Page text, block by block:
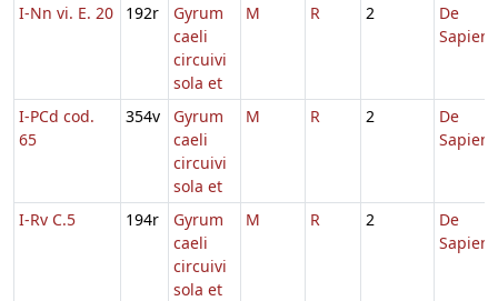
I-Nn vi. E. 20 192r
Gyrum
caeli
circuivi
sola et
M R 2
De
I-PCd cod.
65
354v
Gyrum
caeli
circuivi
sola et
M R 2
De
I-Rv C.5 194r
Gyrum
caeli
circuivi
sola et
M R 2
De